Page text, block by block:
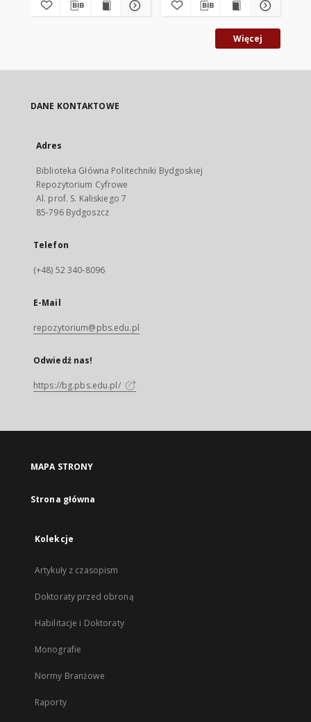
Więcej
DANE KONTAKTOWE
Adres
Biblioteka Główna Politechniki Bydgoskiej
Repozytorium Cyfrowe
Al. prof. S. Kaliskiego 7
85-796 Bydgoszcz
Telefon
(+48) 52 340-8096
E-Mail
repozytorium@pbs.edu.pl
Odwiedź nas!
https://bg.pbs.edu.pl/
MAPA STRONY
Strona główna
Kolekcje
Artykuły z czasopism
Doktoraty przed obroną
Habilitacje i Doktoraty
Monografie
Normy Branżowe
Raporty